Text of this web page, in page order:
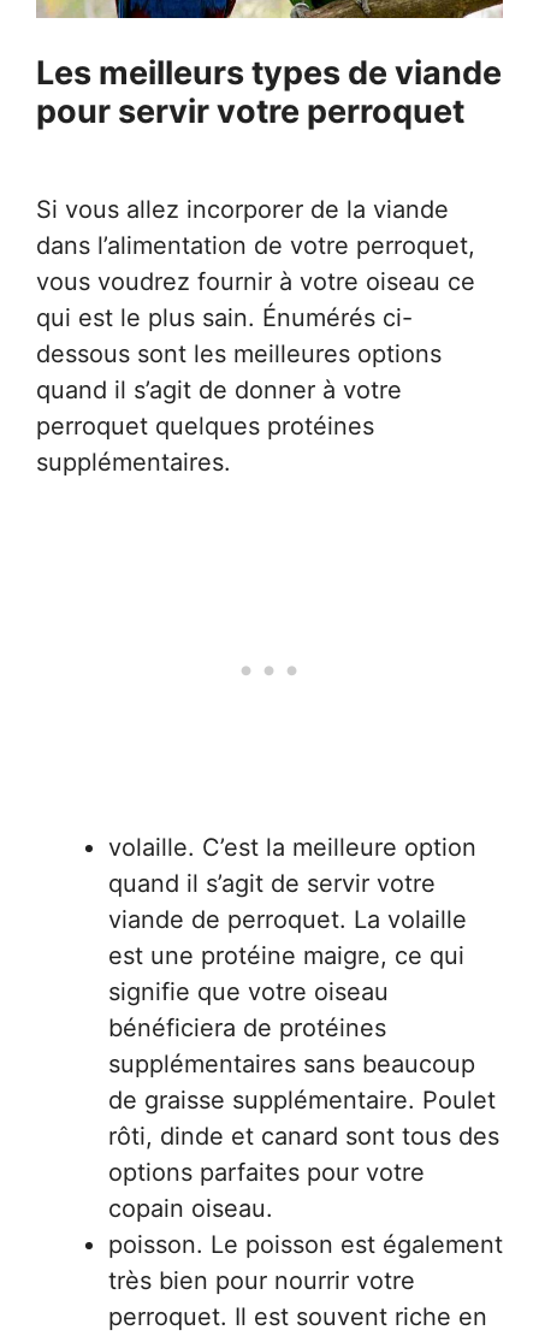
Les meilleurs types de viande
pour servir votre perroquet
Si vous allez incorporer de la viande
dans l’alimentation de votre perroquet,
vous voudrez fournir à votre oiseau ce
qui est le plus sain. Énumérés ci-
dessous sont les meilleures options
quand il s’agit de donner à votre
perroquet quelques protéines
supplémentaires.
volaille. C’est la meilleure option
quand il s’agit de servir votre
viande de perroquet. La volaille
est une protéine maigre, ce qui
signifie que votre oiseau
bénéficiera de protéines
supplémentaires sans beaucoup
de graisse supplémentaire. Poulet
rôti, dinde et canard sont tous des
options parfaites pour votre
copain oiseau.
poisson. Le poisson est également
très bien pour nourrir votre
perroquet. Il est souvent riche en